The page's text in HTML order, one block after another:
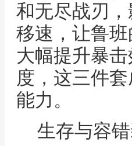
和无尽战刃
移速，让鲁
大幅提升暴
度，这三件
能力。
生存与容